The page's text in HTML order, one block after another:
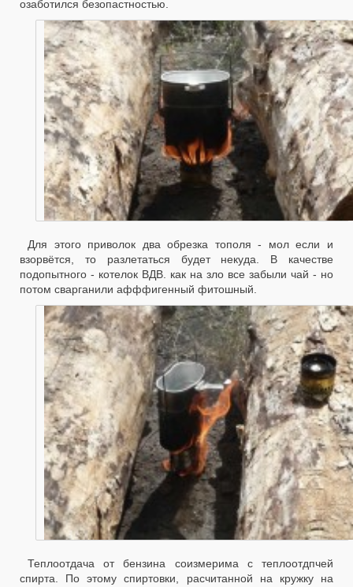
озаботился безопастностью.
Для этого приволок два обрезка тополя - мол если и
взорвётся, то разлетаться будет некуда. В качестве
подопытного - котелок ВДВ. как на зло все забыли чай - но
потом сварганили афффигенный фитошный.
Теплоотдача от бензина соизмерима с теплоотдпчей
спирта. По этому спиртовки, расчитанной на кружку на